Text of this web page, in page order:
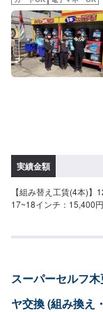
実績金額
【組み替え工賃(4本)
17~18インチ：15,400円
スーパーセルフ
ヤ交換 (組み換え